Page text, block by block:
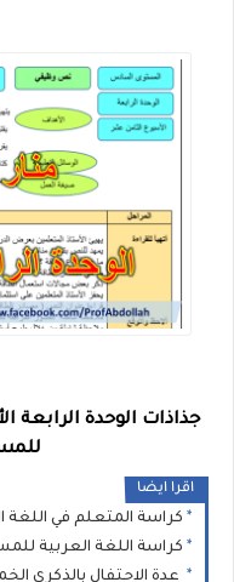
اقرا ايضا
كراسة المتعلم في اللغة الفرنسية
كراسة اللغة العربية للمستوى
عدة الاحتفال بالذكرى